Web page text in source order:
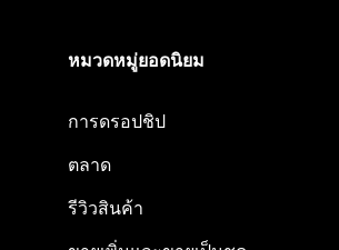
หมวดหมู่ยอดนิยม
การดรอปชิป
ตลาด
รีวิวสินค้า